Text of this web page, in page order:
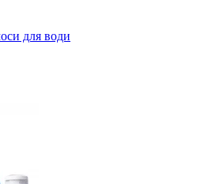
для води